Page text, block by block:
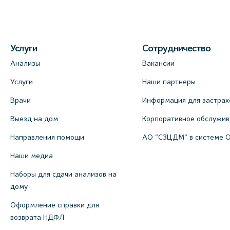
Услуги
Анализы
Услуги
Врачи
Выезд на дом
Направления помощи
Наши медиа
Наборы для сдачи анализов на
дому
Оформление справки для
возврата НДФЛ
Сотрудничество
Вакансии
Наши партнеры
Информация для
Корпоративное
АО "СЗЦДМ" в системе